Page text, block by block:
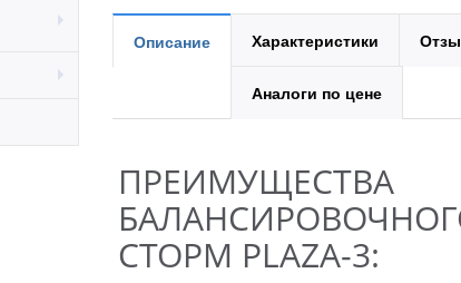
Описание Характеристики
Аналоги по цене
ПРЕИМУЩЕСТВА
СТОРМ PLAZA-3: